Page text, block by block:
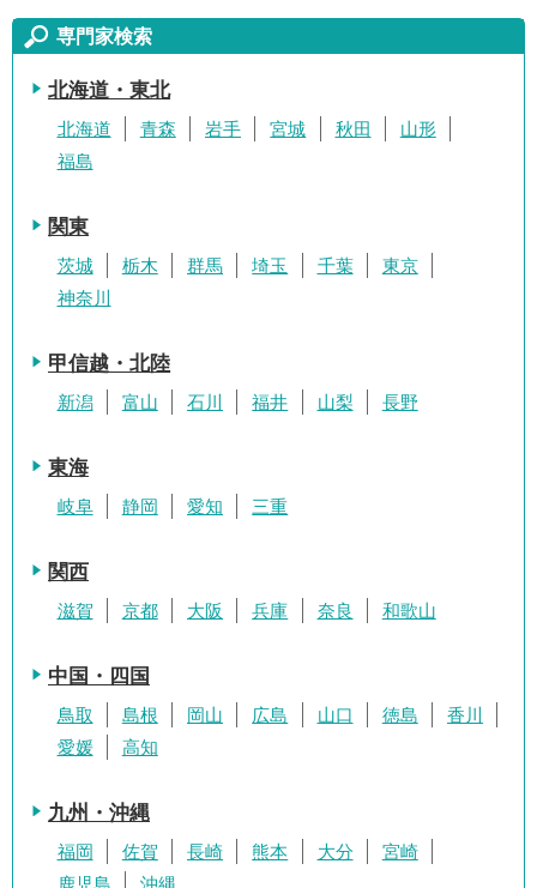
専門家検索
北海道・東北
北海道 青森 岩手 宮城 秋田
山形
福島
関東
茨城 栃木 群馬 埼玉 千葉
東京
神奈川
甲信越・北陸
新潟 富山 石川 福井 山梨 長野
東海
岐阜 静岡 愛知 三重
関西
滋賀 京都 大阪 兵庫 奈良 和歌山
中国・四国
鳥取 島根 岡山 広島 山口 徳島
香川
愛媛
高知
九州・沖縄
福岡 佐賀 長崎 熊本 大分
宮崎
鹿児島
沖縄